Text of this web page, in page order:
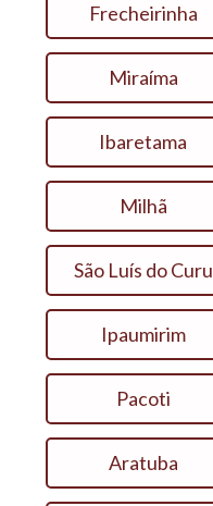
Frecheirinha
Miraíma
Ibaretama
Milhã
São Luís do Curu
Ipaumirim
Pacoti
Aratuba